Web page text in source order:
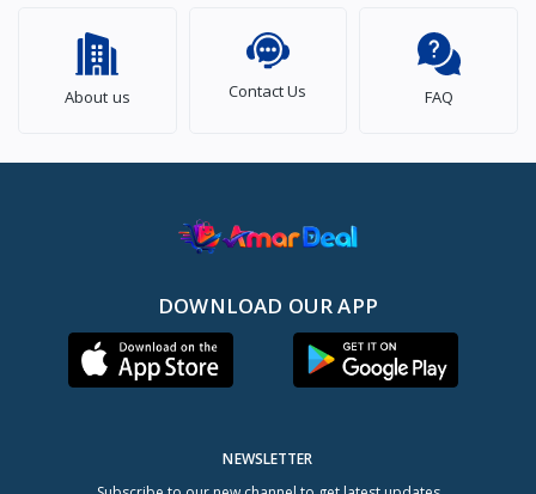
About us Contact Us FAQ
DOWNLOAD OUR APP
NEWSLETTER